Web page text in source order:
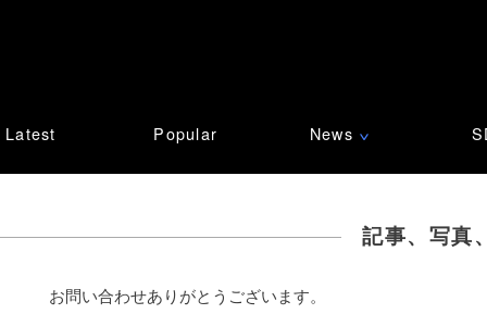
Latest Popular News ∨
記事、写真
お問い合わせありがとうございます。